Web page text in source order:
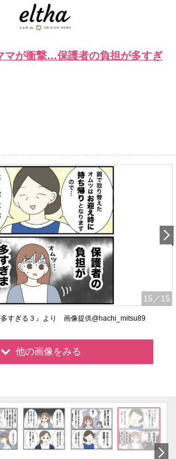
マが衝撃…保護者の負担が多すぎ
15 ／15
多すぎる３』より 画像提供@hachi_mitsu89
他の画像をみる